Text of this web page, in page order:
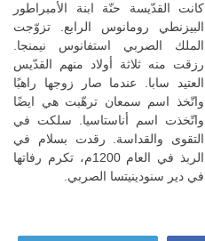
كانت القدّيسة حنّة ابنة الأمبراطور
البيزنطي رومانوس الرابع. تزوّجت
الملك الصربي استفانوس نيمنجا.
رزقت منه ثلاثة أولاد منهم القدّيس
العتيد سابا. عندما صار زوجها راهبًا
واتّخذ اسم سمعان ترهّبت هي ايضًا
واتّخذت اسم أناستاسيا. سلكت في
التقوى والقداسة. رقدت بسلام في
الربذ في العام 1200م، تكرم رفاتها
في دير سنودينيتسا الصربي.